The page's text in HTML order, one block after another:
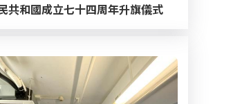
共和國成立七十四周年升旗儀式